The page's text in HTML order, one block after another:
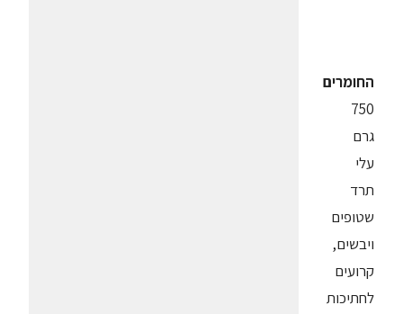
החומרים
750
גרם
עלי
תרד
שטופים
ויבשים,
קרועים
לחתיכות